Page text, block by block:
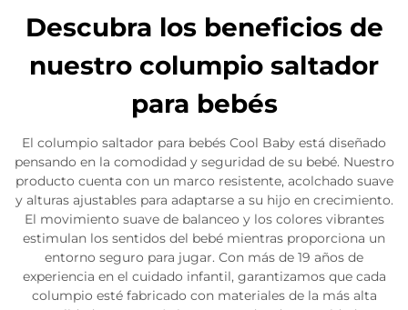
Descubra los beneficios de
nuestro columpio saltador
para bebés
El columpio saltador para bebés Cool Baby está diseñado
pensando en la comodidad y seguridad de su bebé. Nuestro
producto cuenta con un marco resistente, acolchado suave
y alturas ajustables para adaptarse a su hijo en crecimiento.
El movimiento suave de balanceo y los colores vibrantes
estimulan los sentidos del bebé mientras proporciona un
entorno seguro para jugar. Con más de 19 años de
experiencia en el cuidado infantil, garantizamos que cada
columpio esté fabricado con materiales de la más alta